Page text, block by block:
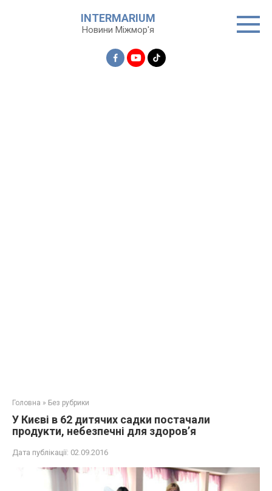
INTERMARIUM
Новини Міжмор'я
Головна » Без рубрики
У Києві в 62 дитячих садки постачали
продукти, небезпечні для здоров’я
Дата публікації: 02.09.2016